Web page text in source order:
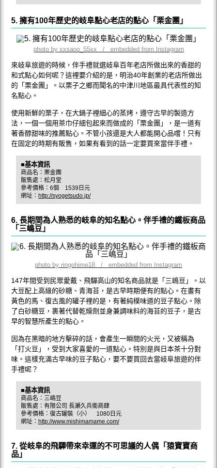
5. 擁有100年歷史的岐阜點心老店的點心「栗金團」
photo by xxsaoo_55xx / embedded from Instagram
來岐阜旅遊的時候，伴手禮就選岐阜百年老店所做出來的香甜的
和式點心如何呢？這裡要介紹的是，明治40年創業的老店所做出
的「栗金團」。以栗子之鄉而聞名的中津川地區最具代表性的知
名點心。
使用新鮮的栗子，在大鍋子裡細心的蒸烤，遵守古早的製造方
法，一個一個用茶巾仔細包起來而做成的「栗金團」，是一道有
著香醇甜味的推薦點心。不管小孩還是大人都能開心品嚐！只有
在固定的時期有販售，如果有看到的話一定要買來當伴手禮。
■基本資訊
商品名：栗金團
販售處：松月堂
參考價格：6個 1539日元
網址： http://syogetsudo.jp/
6. 長期間為人熟悉的岐阜的知名點心。伴手禮的鐵板商品
「三嶋豆」
photo by ringohime18 / embedded from Instagram
147年間受到民眾愛戴、飛驒高山的知名商品就是「三嶋豆」。以
大豆配上高級的砂糖、青海苔，是古早時期便有的點心。在畫有
黃色的馬、復古風的罐子裡的是，有著純樸味道的豆子點心。除
了白砂糖豆，裹著代替乾燥劑並身兼調味料的海苔的豆子，是古
早的智慧所產生的點心。
因為在黑暗的地方擊碎的話，會產生一瞬間的火光，又被稱為
「打火豆」，受到大家喜愛的一道點心。特別是與日本茶十分對
味。這樣充滿古早味的豆子點心，要不要買回去當岐阜旅遊的伴
手禮呢？
■基本資訊
商品名：三嶋豆
販售處：有限公司 長瀬久兵衛商肆
參考價格：復古罐裝（小） 1080日元
網址： http://www.mishimamame.com/
7. 從岐阜的飛驒帶來幸運的不可思議的人偶「猿寶寶商
品」